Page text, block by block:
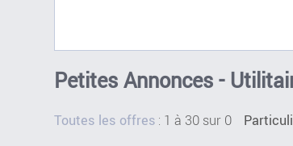
Petites Annonces -
Toutes les offres : 1 à 30 sur 0